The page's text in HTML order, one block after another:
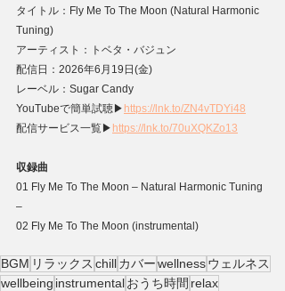
タイトル：Fly Me To The Moon (Natural Harmonic
Tuning)
アーティスト：トベタ・バジュン
配信日：2026年6月19日(金)
レーベル：Sugar Candy
YouTubeで簡単試聴▶ https://lnk.to/ZN4vTDYi48
配信サービス⼀覧▶ https://lnk.to/70uXQKZo13
収録曲
01 Fly Me To The Moon – Natural Harmonic Tuning
–
02 Fly Me To The Moon (instrumental)
BGM リラックス chillカバーwellnessウェルネス
wellbeing instrumentalおうち時間 relax